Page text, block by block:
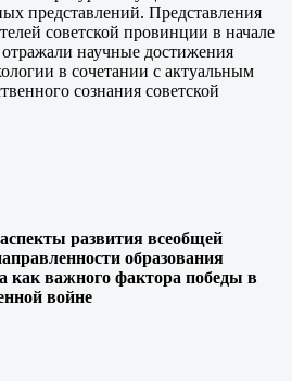
представлений. Представления
советской провинции в начале
научные достижения
в сочетании с актуальным
сознания советской
развития всеобщей
образования
как важного фактора победы в
войне